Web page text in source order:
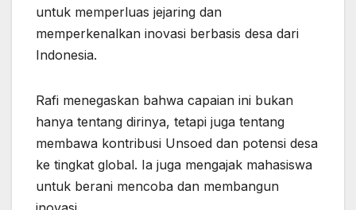
untuk memperluas jejaring dan
memperkenalkan inovasi berbasis desa dari
Indonesia.
Rafi menegaskan bahwa capaian ini bukan
hanya tentang dirinya, tetapi juga tentang
membawa kontribusi Unsoed dan potensi desa
ke tingkat global. Ia juga mengajak mahasiswa
untuk berani mencoba dan membangun